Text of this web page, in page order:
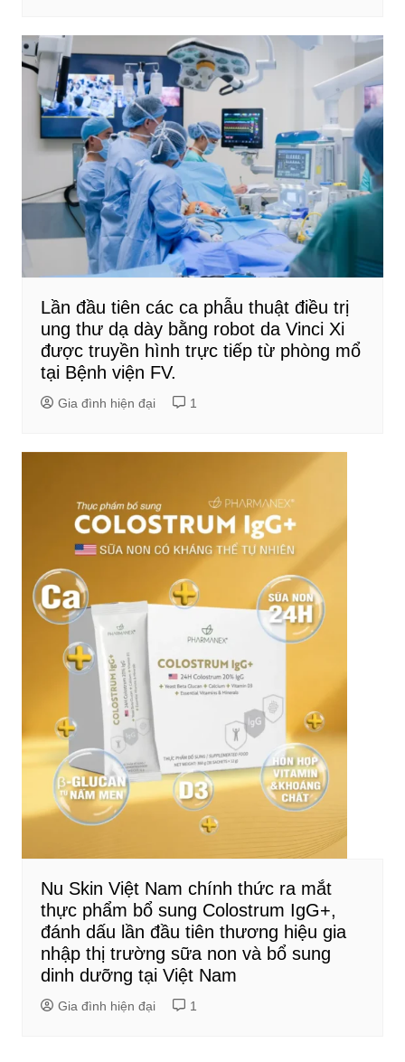
Lần đầu tiên các ca phẫu thuật điều trị
ung thư dạ dày bằng robot da Vinci Xi
được truyền hình trực tiếp từ phòng mổ
tại Bệnh viện FV.
Gia đình hiện đại 1
Nu Skin Việt Nam chính thức ra mắt
thực phẩm bổ sung Colostrum IgG+,
đánh dấu lần đầu tiên thương hiệu gia
nhập thị trường sữa non và bổ sung
dinh dưỡng tại Việt Nam
Gia đình hiện đại 1